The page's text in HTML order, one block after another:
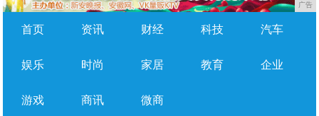
广告
首页 资讯 财经 科技 汽车
娱乐 时尚 家居 教育 企业
游戏 商讯 微商